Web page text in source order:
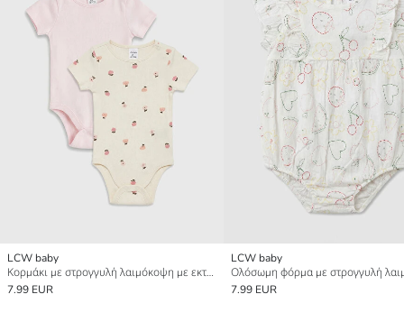
LCW baby
Κορμάκι με στρογγυλή λαιμόκοψη με εκτύπωση για μωρό κορίτσι με κουμπιά 2 τεμάχια
7.99 EUR
LCW baby
7.99 EUR